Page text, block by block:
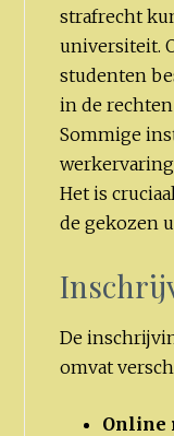
strafrecht
universiteit.
studenten
in de
Sommige
Het is
de gekozen
De
omvat
Online